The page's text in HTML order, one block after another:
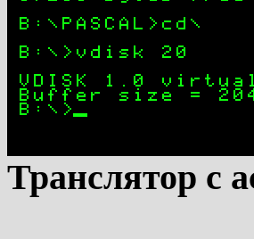
Транслятор с